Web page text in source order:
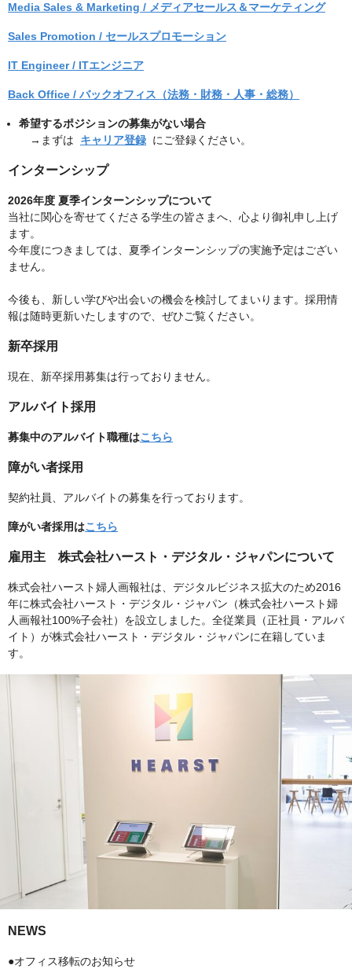
Media Sales & Marketing / メディアセールス＆マーケティング
Sales Promotion / セールスプロモーション
IT Engineer / ITエンジニア
Back Office / バックオフィス（法務・財務・人事・総務）
希望するポジションの募集がない場合
→まずは キャリア登録 にご登録ください。
インターンシップ
2026年度 夏季インターンシップについて
当社に関心を寄せてくださる学生の皆さまへ、心より御礼申し上げ
ます。
今年度につきましては、夏季インターンシップの実施予定はござい
ません。
今後も、新しい学びや出会いの機会を検討してまいります。採用情
報は随時更新いたしますので、ぜひご覧ください。
新卒採用
現在、新卒採用募集は行っておりません。
アルバイト採用
募集中のアルバイト職種はこちら
障がい者採用
契約社員、アルバイトの募集を行っております。
障がい者採用はこちら
雇用主 株式会社ハースト・デジタル・ジャパンについて
株式会社ハースト婦人画報社は、デジタルビジネス拡大のため2016
年に株式会社ハースト・デジタル・ジャパン（株式会社ハースト婦
人画報社100%子会社）を設立しました。全従業員（正社員・アルバ
イト）が株式会社ハースト・デジタル・ジャパンに在籍していま
す。
NEWS
●オフィス移転のお知らせ